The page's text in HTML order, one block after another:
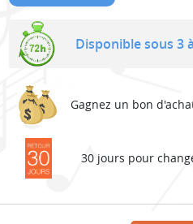
Disponible sous 3
Gagnez un bon
30 jours pour